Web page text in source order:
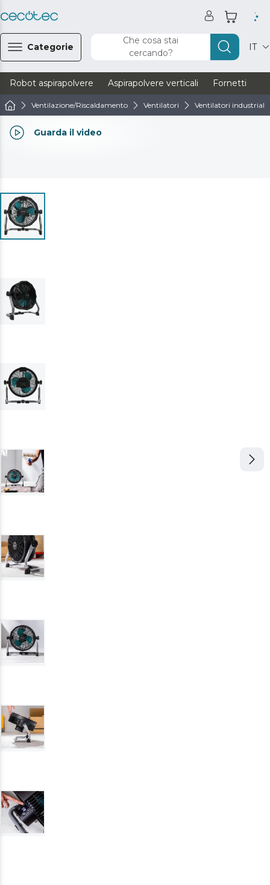
Categorie
Che cosa stai
cercando?
IT
Robot aspirapolvere Aspirapolvere verticali Fornetti
Ventilazione/Riscaldamento Ventilatori Ventilatori industriali
Guarda il video